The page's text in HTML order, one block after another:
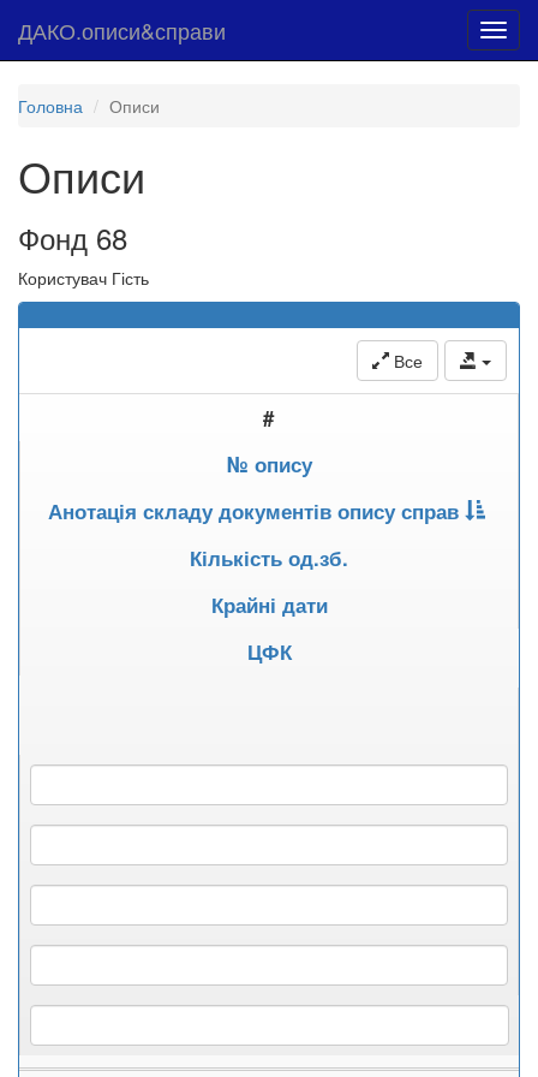
ДАКО.описи&справи
Головна Описи
Описи
Фонд 68
Користувач Гість
Все
#
№ опису
Анотація складу документів опису справ
Кількість од.зб.
Крайні дати
ЦФК